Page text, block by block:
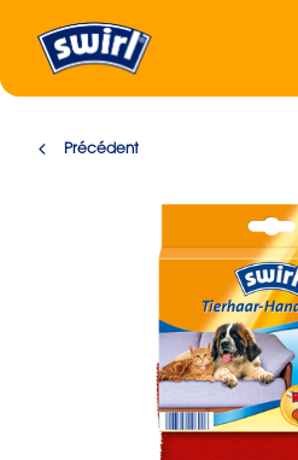
Précédent